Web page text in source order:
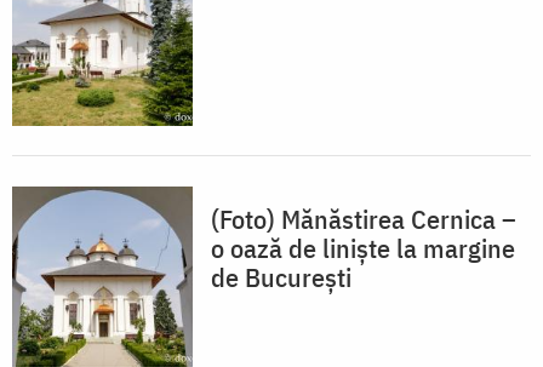
(Foto) Mănăstirea Cernica –
o oază de liniște la margine
de București